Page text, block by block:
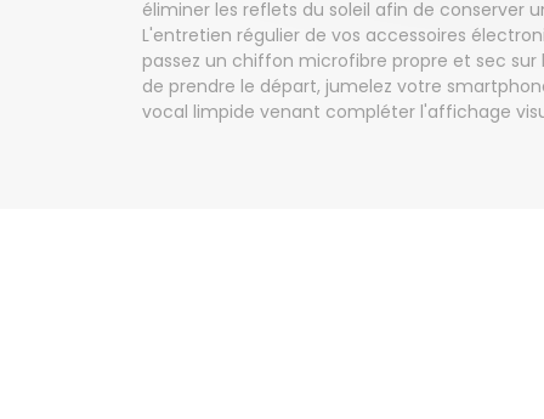
éliminer les reflets du soleil afin de conserver
L'entretien régulier de vos accessoires
passez un chiffon microfibre propre et sec
de prendre le départ, jumelez votre
vocal limpide venant compléter l'affichage